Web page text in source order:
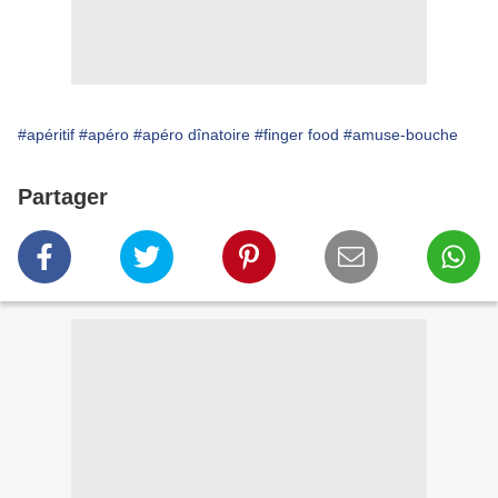
#apéritif #apéro #apéro dînatoire #finger food #amuse-bouche
Partager